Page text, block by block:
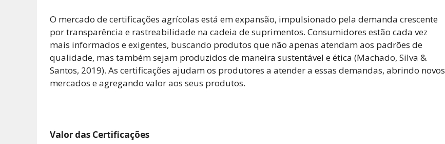
O mercado de certificações agrícolas está em expansão, impulsionado pela demanda crescente
por transparência e rastreabilidade na cadeia de suprimentos. Consumidores estão cada vez
mais informados e exigentes, buscando produtos que não apenas atendam aos padrões de
qualidade, mas também sejam produzidos de maneira sustentável e ética (Machado, Silva &
Santos, 2019). As certificações ajudam os produtores a atender a essas demandas, abrindo novos
mercados e agregando valor aos seus produtos.
Valor das Certificações